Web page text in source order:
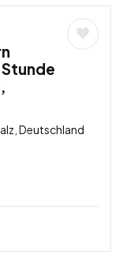
Deutschland